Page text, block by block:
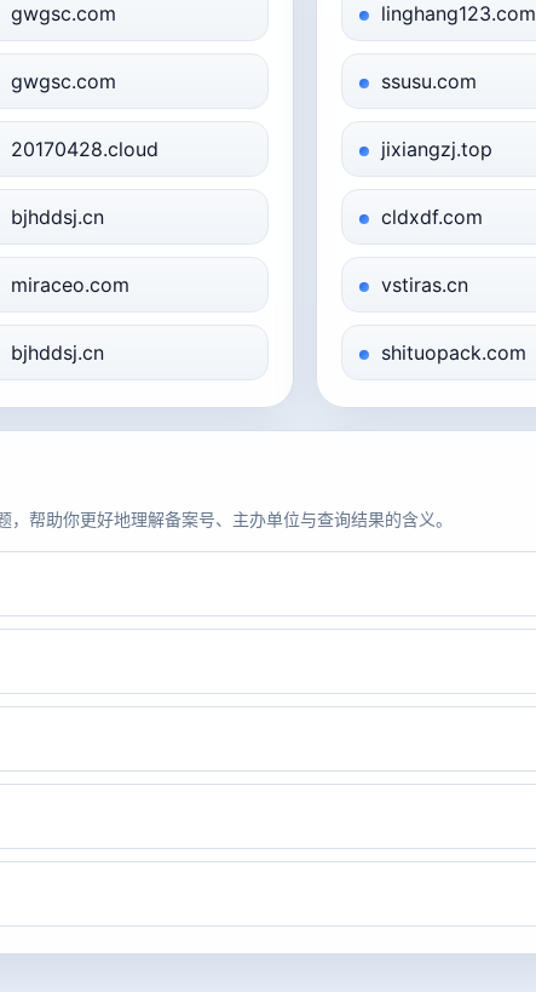
gwgsc.com
gwgsc.com
20170428.cloud
bjhddsj.cn
miraceo.com
bjhddsj.cn
linghang123.com
ssusu.com
jixiangzj.top
cldxdf.com
vstiras.cn
shituopack.com
帮助你更好地理解备案号、主办单位与查询结果的含义。